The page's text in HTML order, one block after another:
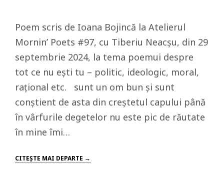
Poem scris de Ioana Bojincă la Atelierul
Mornin’ Poets #97, cu Tiberiu Neacșu, din 29
septembrie 2024, la tema poemui despre
tot ce nu ești tu – politic, ideologic, moral,
rațional etc. sunt un om bun și sunt
conștient de asta din creștetul capului până
în vârfurile degetelor nu este pic de răutate
în mine îmi…
CITEŞTE MAI DEPARTE →